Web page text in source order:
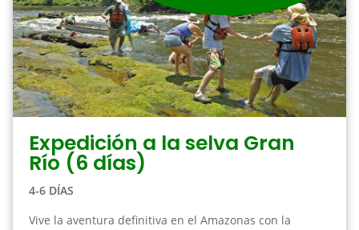
Expedición a la selva Gran
Río (6 días)
4-6 DÍAS
Vive la aventura definitiva en el Amazonas con la